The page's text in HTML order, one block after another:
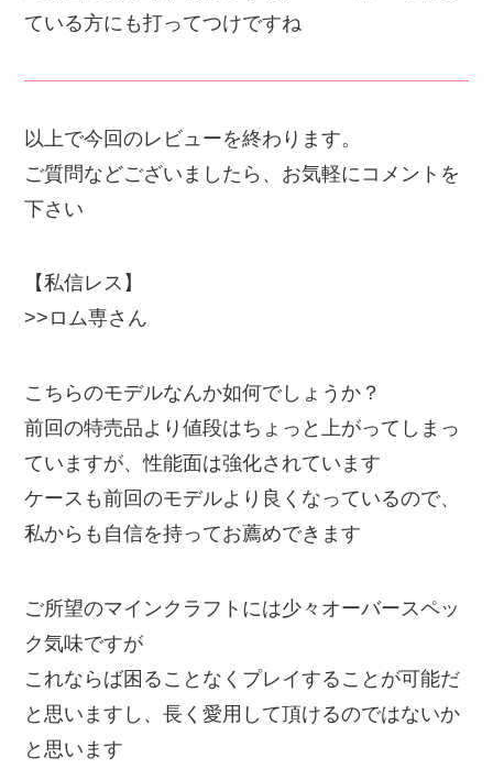
ている方にも打ってつけですね
以上で今回のレビューを終わります。
ご質問などございましたら、お気軽にコメントを
下さい
【私信レス】
>>ロム専さん
こちらのモデルなんか如何でしょうか？
前回の特売品より値段はちょっと上がってしまっ
ていますが、性能面は強化されています
ケースも前回のモデルより良くなっているので、
私からも自信を持ってお薦めできます
ご所望のマインクラフトには少々オーバースペッ
ク気味ですが
これならば困ることなくプレイすることが可能だ
と思いますし、長く愛用して頂けるのではないか
と思います